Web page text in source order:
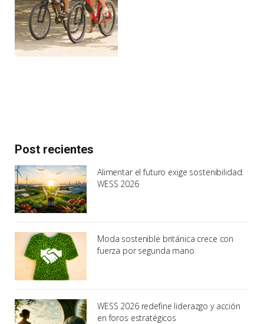
Post recientes
Alimentar el futuro exige sostenibilidad:
WESS 2026
Moda sostenible británica crece con
fuerza por segunda mano
WESS 2026 redefine liderazgo y acción
en foros estratégicos